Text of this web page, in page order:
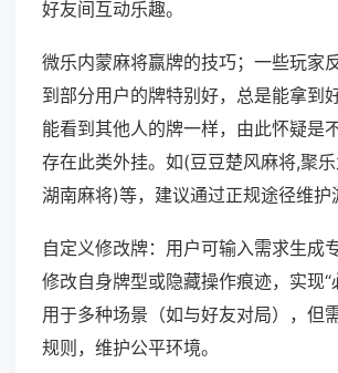
好友间互动乐趣。
微乐内蒙麻将赢牌的技巧；一些玩家
到部分用户的牌特别好，总是能拿到
能看到其他人的牌一样，由此怀疑是
存在此类外挂。如(豆豆楚风麻将,聚
湖南麻将)等，建议通过正规途径维护
自定义修改牌：用户可输入需求生成
修改自身牌型或隐藏操作痕迹，实现“
用于多种场景（如与好友对局），但
规则，维护公平环境。